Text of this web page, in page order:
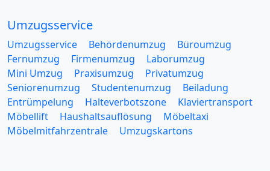
Umzugsservice
Umzugsservice Behördenumzug
Büroumzug
Fernumzug
Firmenumzug
Laborumzug
Mini Umzug
Praxisumzug
Privatumzug
Seniorenumzug
Studentenumzug
Beiladung
Entrümpelung
Halteverbotszone
Klaviertransport
Möbellift
Haushaltsauflösung
Möbeltaxi
Möbelmitfahrzentrale
Umzugskartons